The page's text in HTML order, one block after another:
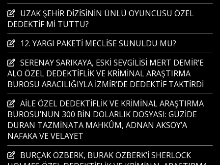
UZAK ŞEHİR DİZİSİNİN ÜNLÜ OYUNCUSU ÖZEL
DEDEKTİF Mİ TUTTU?
12. YARGI PAKETİ MECLİSE SUNULDU MU?
SERENAY SARIKAYA, ESKİ SEVGİLİSİ MERT DEMİR’E
ALO ÖZEL DEDEKTİFLİK VE KRİMİNAL ARAŞTIRMA
BÜROSU ARACILIĞIYLA İZMİR’DE DEDEKTİF TAKTİRDİ
AİLE ÖZEL DEDEKTİFLİK VE KRİMİNAL ARAŞTIRMA
BÜROSU’NUN 300 BİN DOLARLIK DOSYASI: GÜZİDE
DURAN TAZMİNATA MAHKÛM, ADNAN AKSOY’A
NAFAKA VE VELAYET
BURÇAK ÖZBERK, BURAK ÖZBERK’İ SHERLOCK